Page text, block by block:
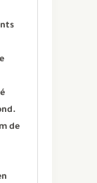
de